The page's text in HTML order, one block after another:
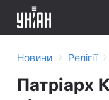
Новини › Релігії ›
Патріарх